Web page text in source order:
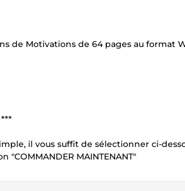
de Motivations de 64 pages au format
***
il vous suffit de sélectionner ci-
MAINTENANT"